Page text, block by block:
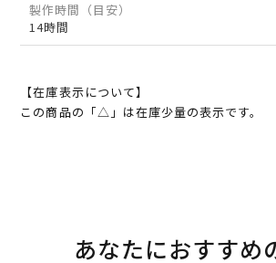
製作時間（目安）
14時間
【在庫表示について】
この商品の「△」は在庫少量の表示です。
あなたにおすすめ